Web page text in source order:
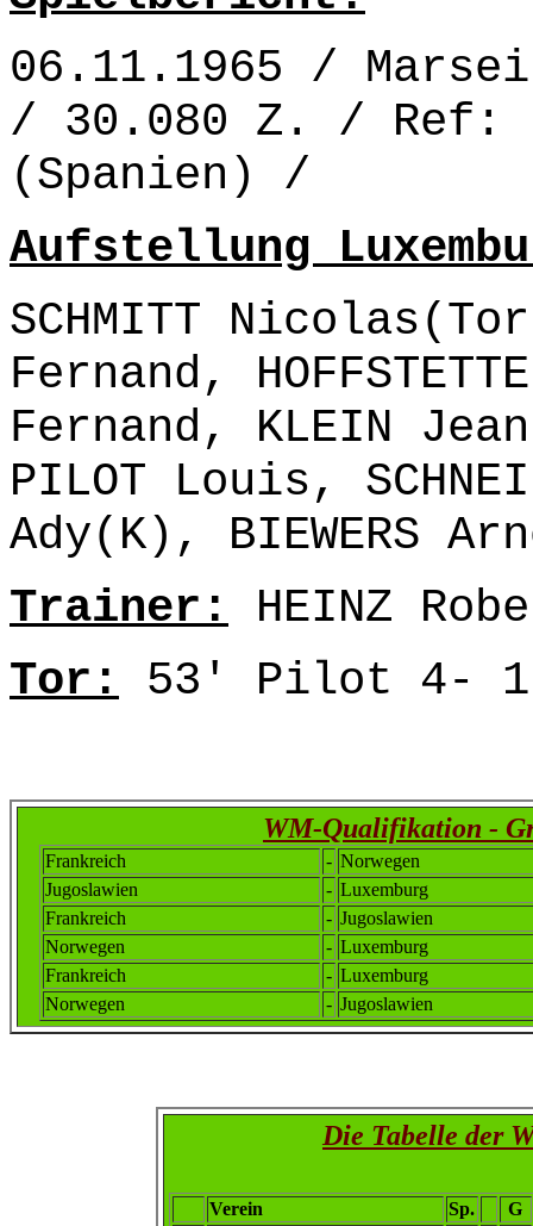
06.11.1965 /
/ 30.080 Z. / Ref:
(Spanien) /
Aufstellung
SCHMITT
Fernand,
Fernand, KLEIN
PILOT Louis,
Ady(K), BIEWERS
Trainer: HEINZ
Tor: 53' Pilot 4-
WM-Qualifikation -
Frankreich - Norwegen
Jugoslawien
- Luxemburg
Frankreich
- Jugoslawien
Norwegen
- Luxemburg
Frankreich
- Luxemburg
Norwegen
- Jugoslawien
Die Tabelle der
Verein Sp.
G